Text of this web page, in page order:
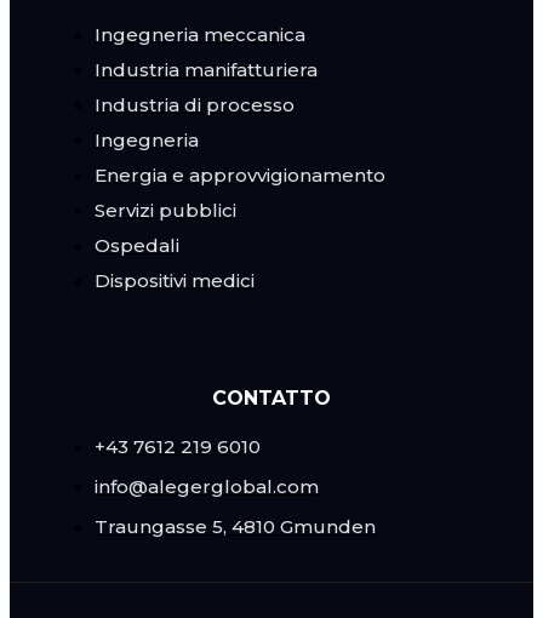
Ingegneria meccanica
Industria manifatturiera
Industria di processo
Ingegneria
Energia e approvvigionamento
Servizi pubblici
Ospedali
Dispositivi medici
CONTATTO
+43 7612 219 6010
info@alegerglobal.com
Traungasse 5, 4810 Gmunden